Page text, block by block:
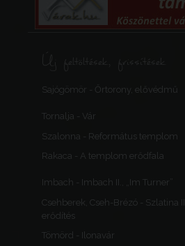
Új feltöltések, frissítések
Sajógömör - Őrtorony, elővédmű
Tornalja - Vár
Szalonna - Református templom
Rakaca - A templom erődfala
Imbach - Imbach II., „Im Turner”
Csehberek, Cseh-Brézó - Szlatina II.
erődítés
Tömörd - Ilonavár